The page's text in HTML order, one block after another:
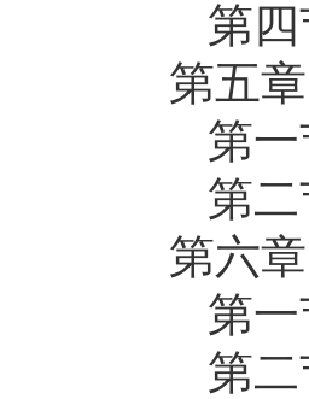
第
第五
第
第
第六
第
第